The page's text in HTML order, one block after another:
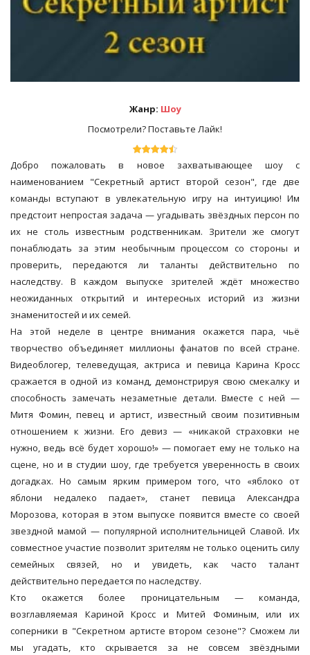
Жанр: Шоу
Посмотрели? Поставьте Лайк!
Добро пожаловать в новое захватывающее шоу с
наименованием "Секретный артист второй сезон", где две
команды вступают в увлекательную игру на интуицию! Им
предстоит непростая задача — угадывать звёздных персон по
их не столь известным родственникам. Зрители же смогут
понаблюдать за этим необычным процессом со стороны и
проверить, передаются ли таланты действительно по
наследству. В каждом выпуске зрителей ждёт множество
неожиданных открытий и интересных историй из жизни
знаменитостей и их семей.
На этой неделе в центре внимания окажется пара, чьё
творчество объединяет миллионы фанатов по всей стране.
Видеоблогер, телеведущая, актриса и певица Карина Кросс
сражается в одной из команд, демонстрируя свою смекалку и
способность замечать незаметные детали. Вместе с ней —
Митя Фомин, певец и артист, известный своим позитивным
отношением к жизни. Его девиз — «никакой страховки не
нужно, ведь всё будет хорошо!» — помогает ему не только на
сцене, но и в студии шоу, где требуется уверенность в своих
догадках. Но самым ярким примером того, что «яблоко от
яблони недалеко падает», станет певица Александра
Морозова, которая в этом выпуске появится вместе со своей
звездной мамой — популярной исполнительницей Славой. Их
совместное участие позволит зрителям не только оценить силу
семейных связей, но и увидеть, как часто талант
действительно передается по наследству.
Кто окажется более проницательным — команда,
возглавляемая Кариной Кросс и Митей Фоминым, или их
соперники в "Секретном артисте втором сезоне"? Сможем ли
мы угадать, кто скрывается за не совсем звёздными